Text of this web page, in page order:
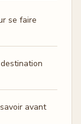
se faire
avant